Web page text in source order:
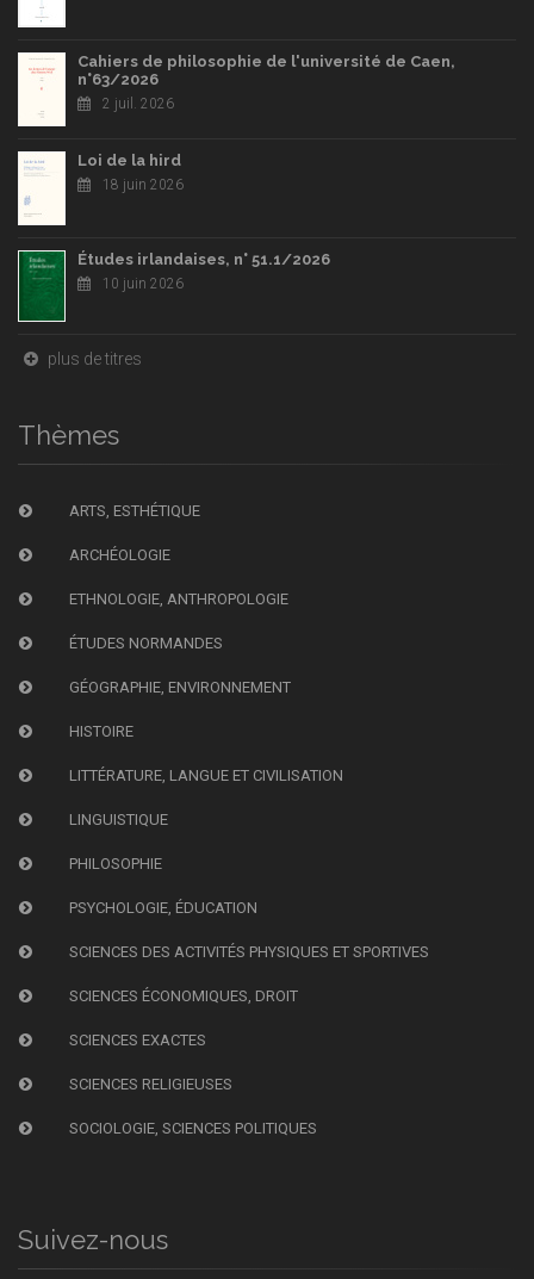
Cahiers de philosophie de l'université de Caen,
n°63/2026
2 juil. 2026
Loi de la hird
18 juin 2026
Études irlandaises, n° 51.1/2026
10 juin 2026
plus de titres
Thèmes
ARTS, ESTHÉTIQUE
ARCHÉOLOGIE
ETHNOLOGIE, ANTHROPOLOGIE
ÉTUDES NORMANDES
GÉOGRAPHIE, ENVIRONNEMENT
HISTOIRE
LITTÉRATURE, LANGUE ET CIVILISATION
LINGUISTIQUE
PHILOSOPHIE
PSYCHOLOGIE, ÉDUCATION
SCIENCES DES ACTIVITÉS PHYSIQUES ET SPORTIVES
SCIENCES ÉCONOMIQUES, DROIT
SCIENCES EXACTES
SCIENCES RELIGIEUSES
SOCIOLOGIE, SCIENCES POLITIQUES
Suivez-nous